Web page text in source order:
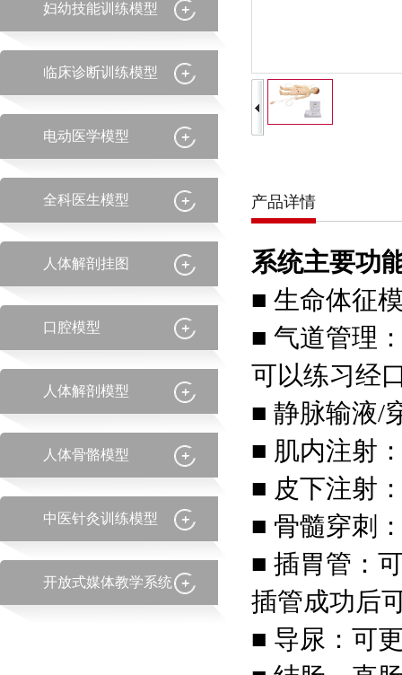
妇幼技能训练模型
临床诊断训练模型
电动医学模型
全科医生模型
人体解剖挂图
口腔模型
人体解剖模型
人体骨骼模型
中医针灸训练模型
开放式媒体教学系统
产品详情
系统主要功
■ 生命体征
■ 气道管理
可以练习经
■ 静脉输液/
■ 肌内注射
■ 皮下注射
■ 骨髓穿刺
■ 插胃管：
插管成功后
■ 导尿：可